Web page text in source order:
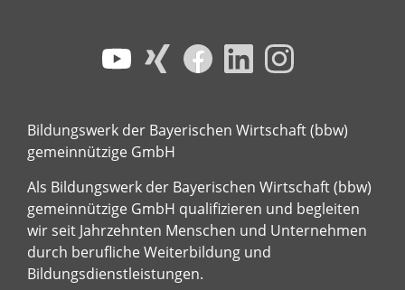
Bildungswerk der Bayerischen Wirtschaft (bbw)
gemeinnützige GmbH
Als Bildungswerk der Bayerischen Wirtschaft (bbw)
gemeinnützige GmbH qualifizieren und begleiten
wir seit Jahrzehnten Menschen und Unternehmen
durch berufliche Weiterbildung und
Bildungsdienstleistungen.